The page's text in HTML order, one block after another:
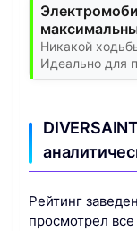
Никакой
Идеально для
Рейтинг
просмотрел